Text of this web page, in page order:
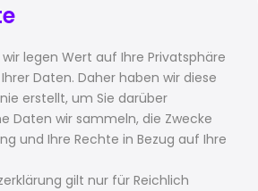
wir legen Wert auf Ihre Privatsphäre
Daten. Daher haben wir diese
erstellt, um Sie darüber
Daten wir sammeln, die Zwecke
und Ihre Rechte in Bezug auf Ihre
gilt nur für Reichlich